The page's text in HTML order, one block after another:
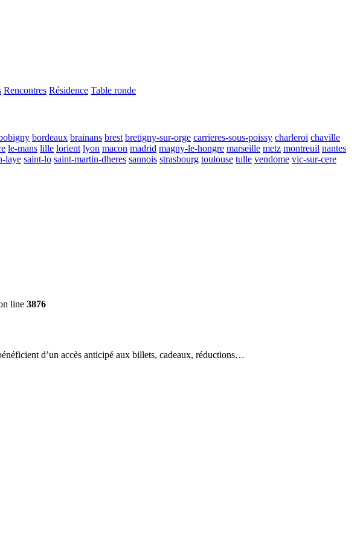
Rencontres Résidence Table ronde
bordeaux brainans brest bretigny-sur-orge carrieres-sous-poissy charleroi chaville
le-mans lille lorient lyon macon madrid magny-le-hongre marseille metz montreuil nantes
laye saint-lo saint-martin-dheres sannois strasbourg toulouse tulle vendome vic-sur-cere
line 3876
d’un accès anticipé aux billets, cadeaux, réductions…